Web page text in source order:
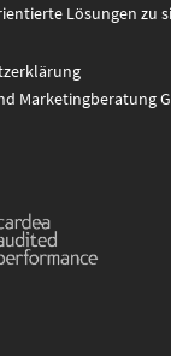
Lösungen zu
Marketingberatung